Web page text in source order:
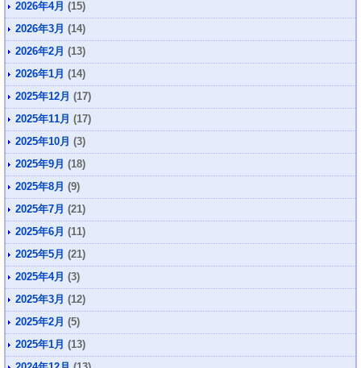
2026年4月 (15)
2026年3月 (14)
2026年2月 (13)
2026年1月 (14)
2025年12月 (17)
2025年11月 (17)
2025年10月 (3)
2025年9月 (18)
2025年8月 (9)
2025年7月 (21)
2025年6月 (11)
2025年5月 (21)
2025年4月 (3)
2025年3月 (12)
2025年2月 (5)
2025年1月 (13)